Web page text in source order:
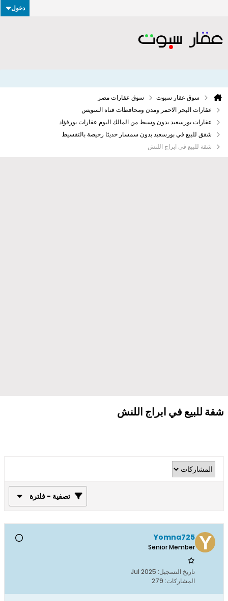
دخول
سوق عقار سبوت
سوق عقارات مصر
عقارات البحر الاحمر ومدن ومحافظات قناة السويس
عقارات بورسعيد بدون وسيط من المالك اليوم عقارات بورفؤاد
شقق للبيع في بورسعيد بدون سمسار حديثا رخيصة بالتقسيط
شقة للبيع في ابراج اللنش
شقة للبيع في ابراج اللنش
تصفية - فلترة
Yomna725
Senior Member
تاريخ التسجيل: Jul 2025
المشاركات: 279